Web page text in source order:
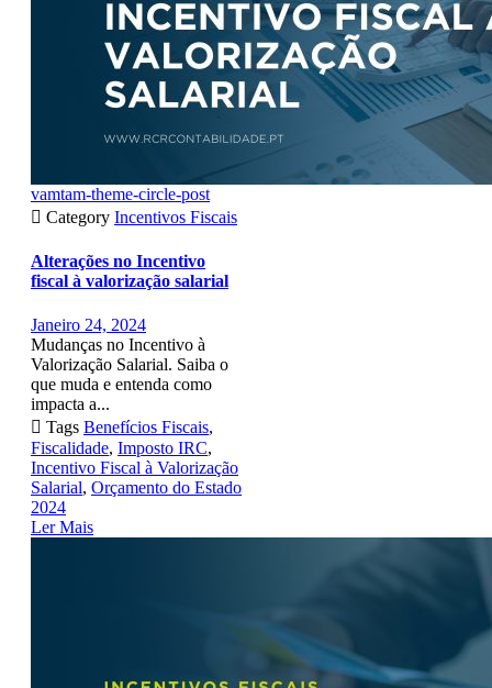
vamtam-theme-circle-post
 Category Incentivos Fiscais
Alterações no Incentivo
fiscal à valorização salarial
Janeiro 24, 2024
Mudanças no Incentivo à
Valorização Salarial. Saiba o
que muda e entenda como
impacta a...
 Tags Benefícios Fiscais,
Fiscalidade, Imposto IRC,
Incentivo Fiscal à Valorização
Salarial, Orçamento do Estado
2024
Ler Mais